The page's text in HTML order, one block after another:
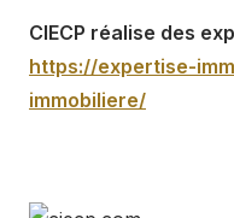
CIECP réalise des
https://expertise-
immobiliere/